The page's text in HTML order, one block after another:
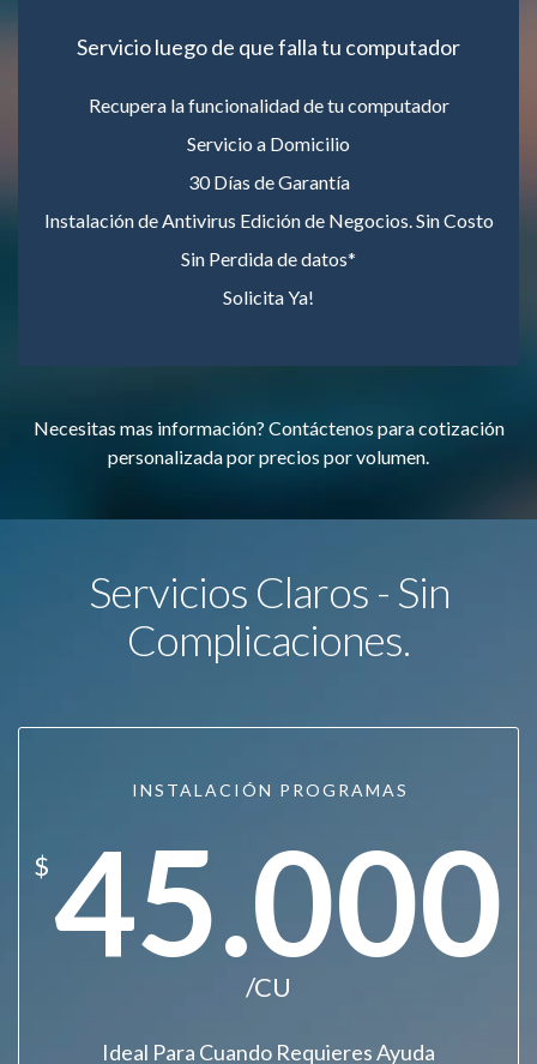
Servicio luego de que falla tu computador
Recupera la funcionalidad de tu computador
Servicio a Domicilio
30 Días de Garantía
Instalación de Antivirus Edición de Negocios. Sin Costo
Sin Perdida de datos*
Solicita Ya!
Necesitas mas información? Contáctenos para cotización
personalizada por precios por volumen.
Servicios Claros - Sin
Complicaciones.
INSTALACIÓN PROGRAMAS
$45.000
/CU
Ideal Para Cuando Requieres Ayuda